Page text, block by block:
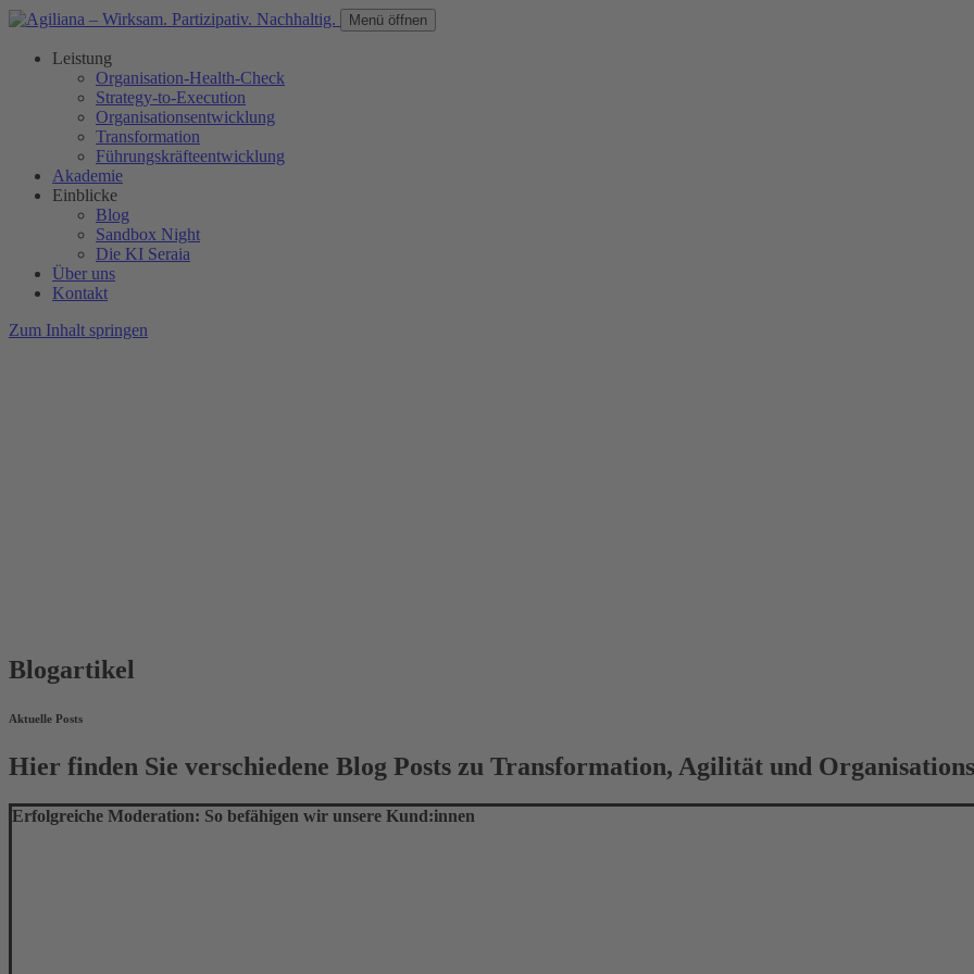
Menü öffnen
Leistung
Organisation-Health-Check
Strategy-to-Execution
Organisationsentwicklung
Transformation
Führungskräfteentwicklung
Akademie
Einblicke
Blog
Sandbox Night
Die KI Seraia
Über uns
Kontakt
Zum Inhalt springen
Blogartikel
Aktuelle Posts
Hier finden Sie verschiedene Blog Posts zu Transformation, Agilität und
Erfolgreiche Moderation: So befähigen wir unsere Kund:innen